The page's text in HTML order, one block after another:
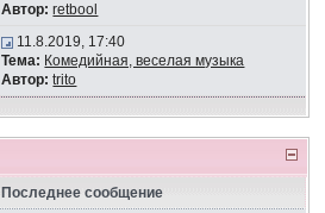
Автор: retbool
11.8.2019, 17:40
Тема: Комедийная, веселая музыка
Автор: trito
Последнее сообщение